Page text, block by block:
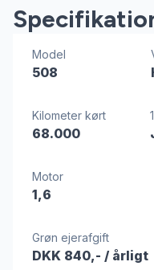
Model
508
Kilometer kørt
68.000
Motor
1,6
Grøn ejerafgift
DKK 840,- / årligt